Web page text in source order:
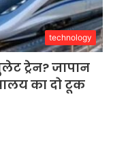
technology
ट्रेन? जापान
का दो टूक